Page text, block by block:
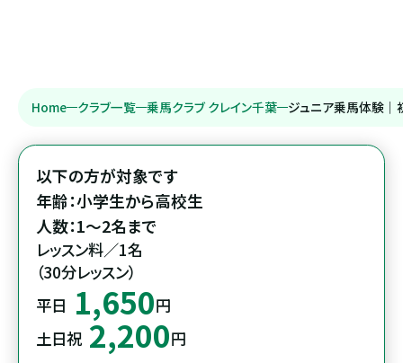
Home クラブ一覧 乗馬クラブ クレイン千葉 ジュニア乗馬体験｜
以下の方が対象です
年齢：小学生から高校生
人数：1～2名まで
レッスン料／1名
（30分レッスン）
平日 1,650円
土日祝 2,200円